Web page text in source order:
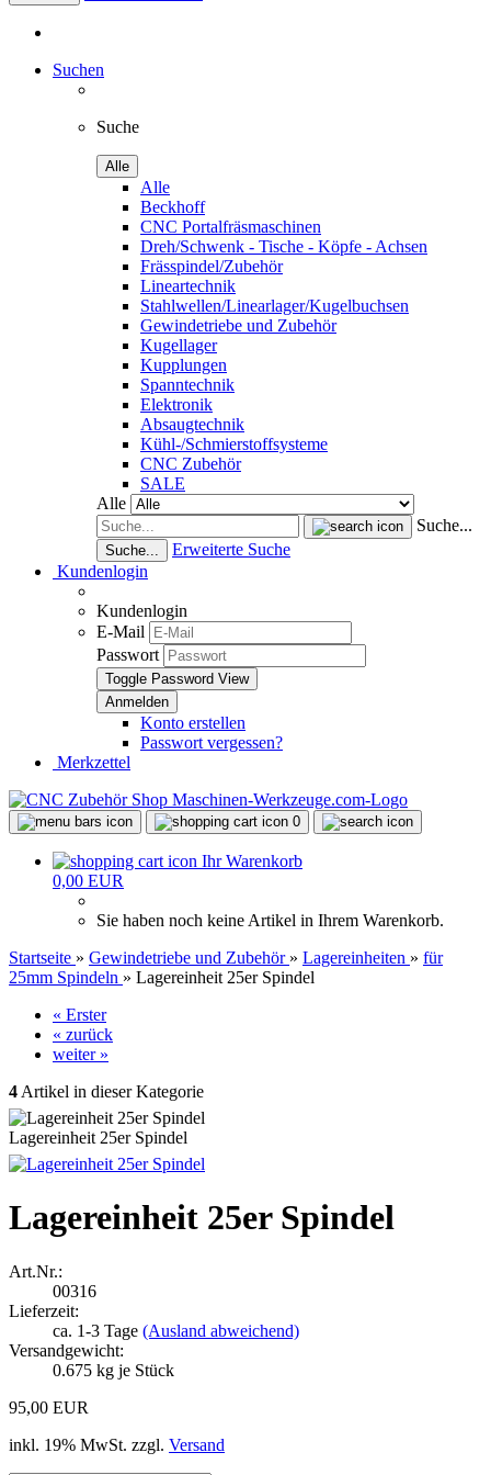
Suchen
Suche
Alle
Alle
Beckhoff
CNC Portalfräsmaschinen
Dreh/Schwenk - Tische - Köpfe - Achsen
Frässpindel/Zubehör
Lineartechnik
Stahlwellen/Linearlager/Kugelbuchsen
Gewindetriebe und Zubehör
Kugellager
Kupplungen
Spanntechnik
Elektronik
Absaugtechnik
Kühl-/Schmierstoffsysteme
CNC Zubehör
SALE
Alle
Suche...
Suche...
Erweiterte Suche
Kundenlogin
Kundenlogin
E-Mail
Passwort
Toggle Password View
Konto erstellen
Passwort vergessen?
Merkzettel
0
Ihr Warenkorb
0,00 EUR
Sie haben noch keine Artikel in Ihrem Warenkorb.
Startseite » Gewindetriebe und Zubehör » Lagereinheiten » für
25mm Spindeln » Lagereinheit 25er Spindel
« Erster
« zurück
weiter »
4 Artikel in dieser Kategorie
Lagereinheit 25er Spindel
Lagereinheit 25er Spindel
Art.Nr.:
00316
Lieferzeit:
ca. 1-3 Tage (Ausland abweichend)
Versandgewicht:
0.675 kg je Stück
95,00 EUR
inkl. 19% MwSt. zzgl. Versand